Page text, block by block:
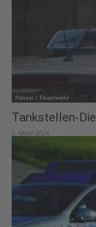
Polizei / Feuerwehr
Tankstellen-
6. März 2024